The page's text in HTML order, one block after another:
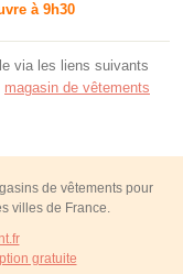
à 9h30
via les liens suivants
magasin de vêtements
de vêtements pour
villes de France.
gratuite